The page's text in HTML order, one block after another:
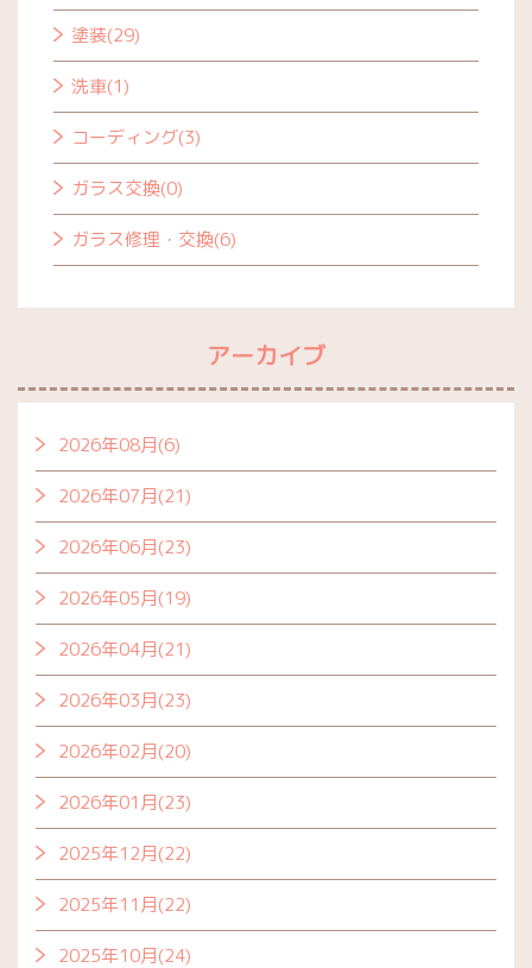
塗装(29)
洗車(1)
コーディング(3)
ガラス交換(0)
ガラス修理・交換(6)
アーカイブ
2026年08月(6)
2026年07月(21)
2026年06月(23)
2026年05月(19)
2026年04月(21)
2026年03月(23)
2026年02月(20)
2026年01月(23)
2025年12月(22)
2025年11月(22)
2025年10月(24)